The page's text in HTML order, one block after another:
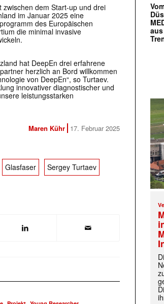
zwischen dem Start-up und drei
im Januar 2025 eine
des Europäischen
die minimal invasive
hat DeepEn drei erfahrene
herzlich an Bord willkommen
von DeepEn“, so Turtaev.
innovativer diagnostischer und
leistungsstarken
Maren Kühr 17. Februar 2025
Glasfaser Sergey Turtaev